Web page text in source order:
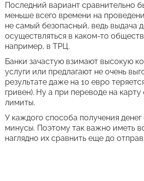
Последний вариант сравнительно
меньше всего времени на
не самый безопасный, ведь выдача
осуществляться в каком-то
например, в ТРЦ.
Банки зачастую взимают высокую
услуги или предлагают не очень
результате даже на 10 евро
гривен). Ну а при переводе на
лимиты.
У каждого способа получения
минусы. Поэтому так важно иметь
наглядно их сравнить еще до